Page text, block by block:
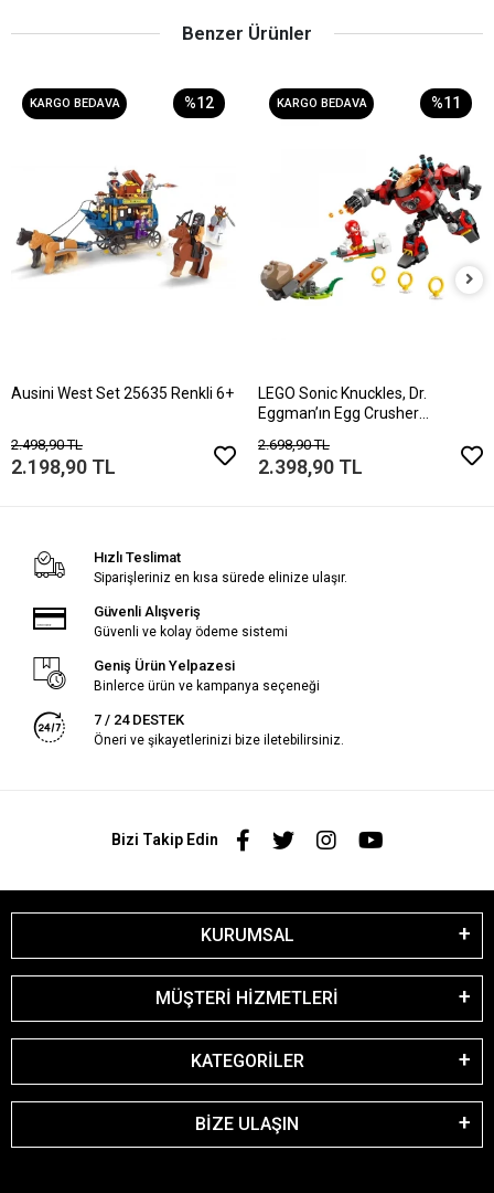
Benzer Ürünler
KARGO BEDAVA %12
Ausini West Set 25635 Renkli 6+
2.498,90 TL
2.198,90 TL
KARGO BEDAVA %11
LEGO Sonic Knuckles, Dr.
Eggman’ın Egg Crusher
2.698,90 TL
2.398,90 TL
Hızlı Teslimat
Siparişleriniz en kısa sürede elinize ulaşır.
Güvenli Alışveriş
Güvenli ve kolay ödeme sistemi
Geniş Ürün Yelpazesi
Binlerce ürün ve kampanya seçeneği
7 / 24 DESTEK
Öneri ve şikayetlerinizi bize iletebilirsiniz.
Bizi Takip Edin
KURUMSAL
MÜŞTERİ HİZMETLERİ
KATEGORİLER
BİZE ULAŞIN